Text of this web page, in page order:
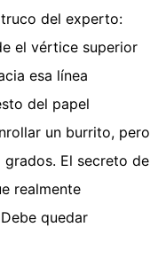
del experto:
el vértice superior
esa línea
del papel
un burrito, pero
El secreto de
realmente
quedar